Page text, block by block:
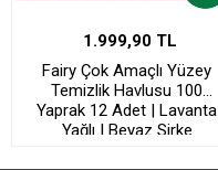
1.999,90 TL
Fairy Çok Amaçlı Yüzey
Temizlik Havlusu 100
Yaprak 12 Adet | Lavanta
Yağlı | Beyaz Sirke